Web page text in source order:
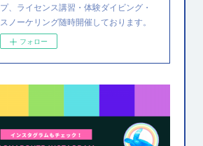
プ、ライセンス講習・体験ダイビング・
スノーケリング随時開催しております。
フォロー